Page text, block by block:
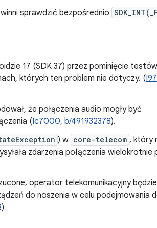
sprawdzić bezpośrednio
17 (SDK 37) przez pominięcie testów
których ten problem nie dotyczy. (
że połączenia audio mogły być
(Ic7000, b/491932378).
) w core-telecom , który
zdarzenia połączenia wielokrotnie
operator telekomunikacyjny będzie
do noszenia w celu podejmowania
)